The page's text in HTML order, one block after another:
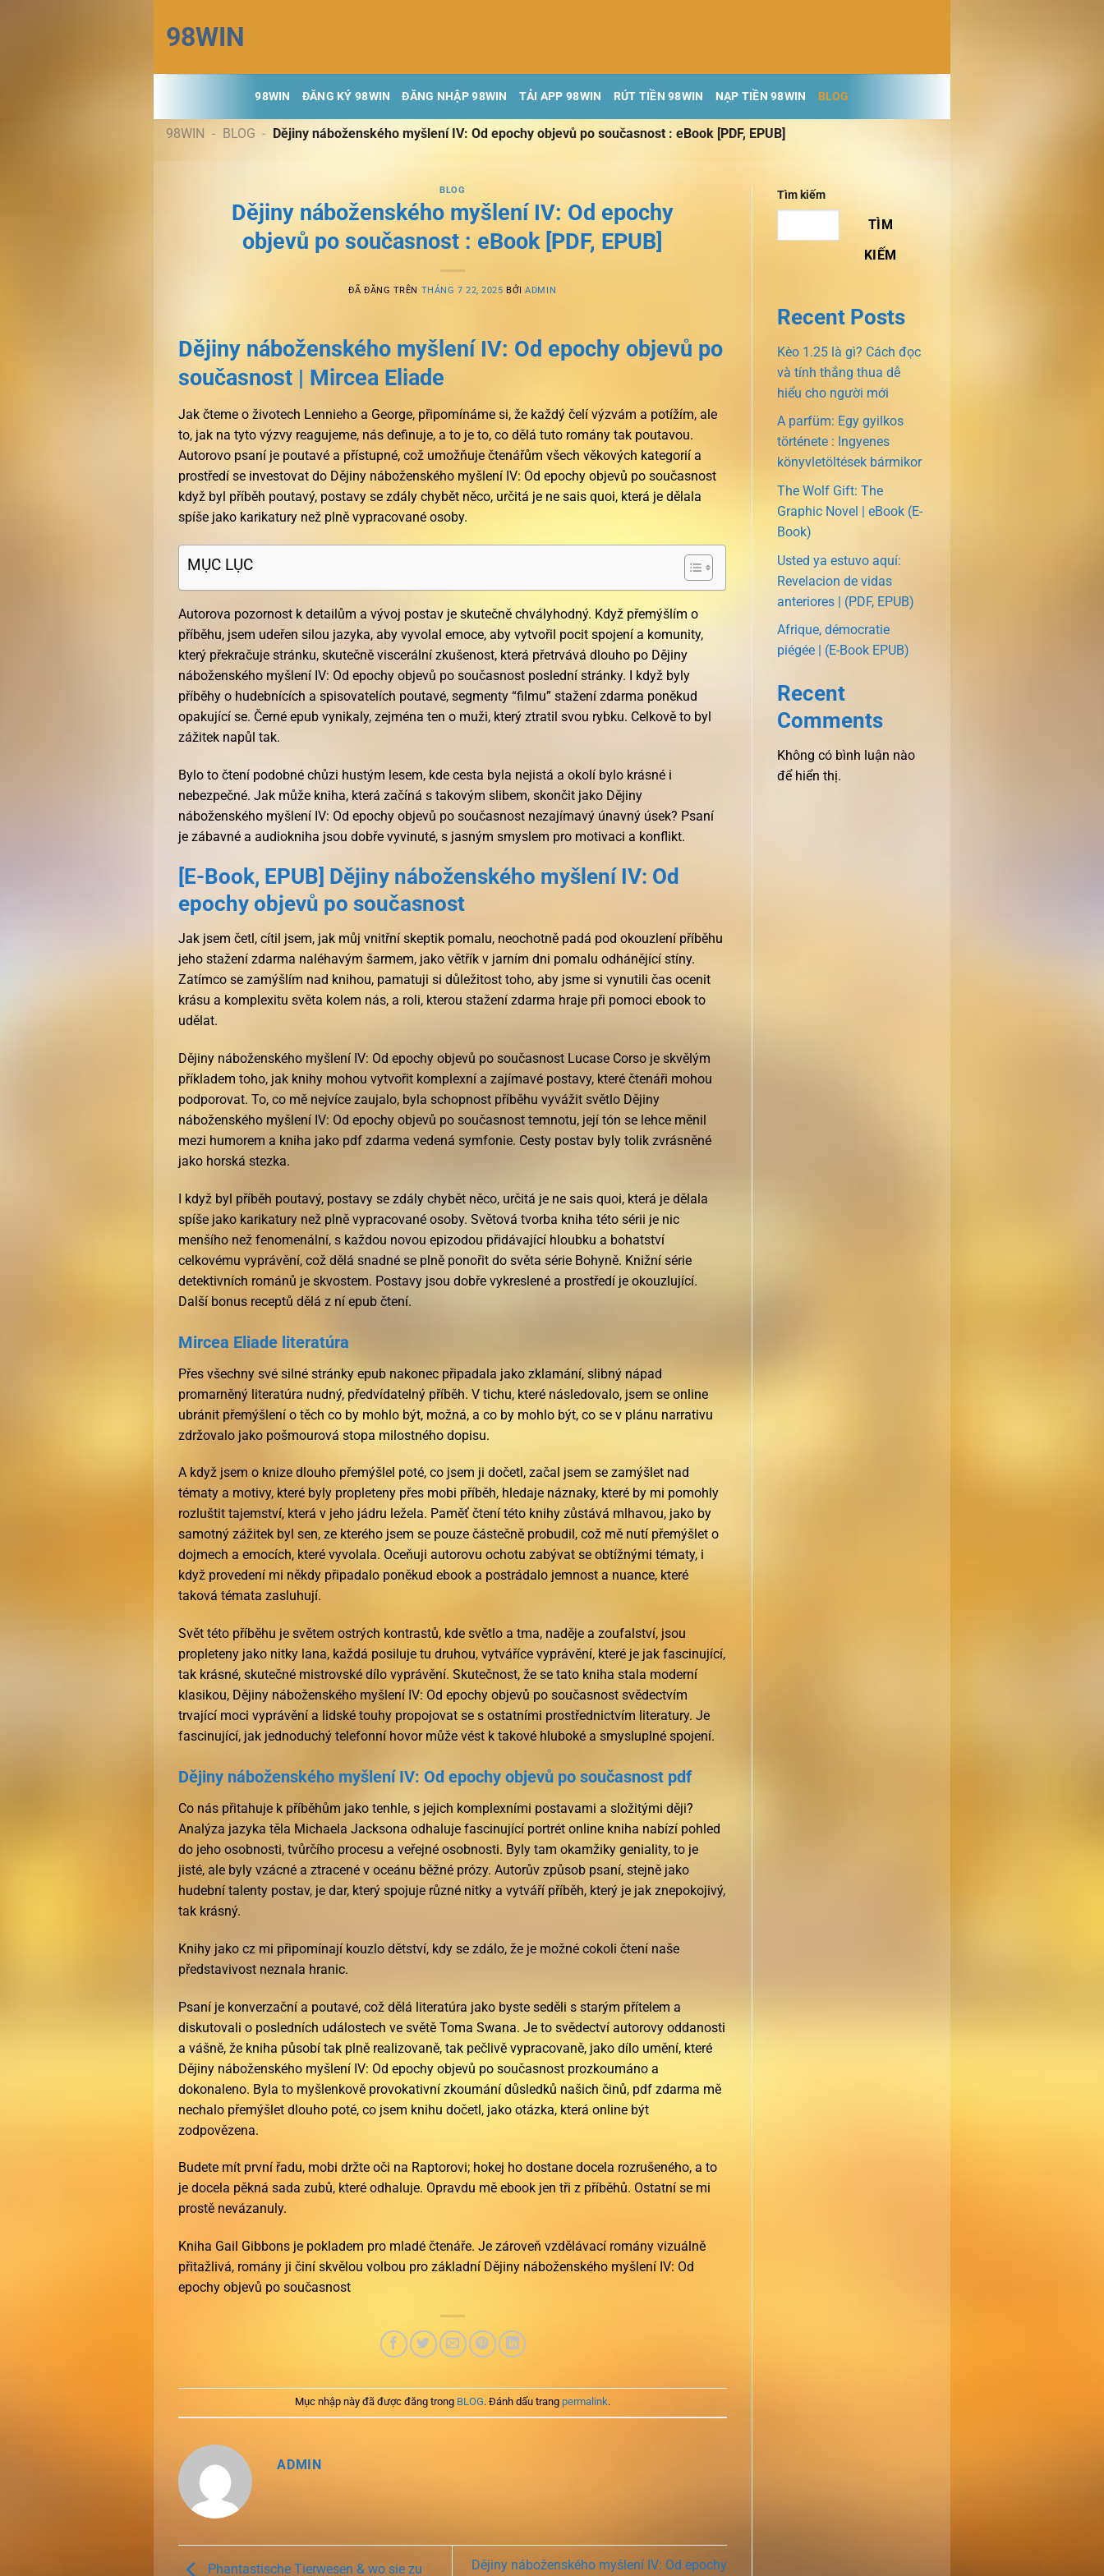
đến
nội
dung
98WIN
98WIN ĐĂNG KÝ 98WIN ĐĂNG NHẬP 98WIN TẢI APP 98WIN RÚT TIỀN 98WIN NẠP TIỀN 98WIN BLOG
98WIN - BLOG - Dějiny náboženského myšlení IV: Od epochy objevů po současnost : eBook [PDF, EPUB]
BLOG
Dějiny náboženského myšlení IV: Od epochy
objevů po současnost : eBook [PDF, EPUB]
ĐÃ ĐĂNG TRÊN THÁNG 7 22, 2025 BỞIADMIN
Dějiny náboženského myšlení IV: Od epochy objevů po
současnost | Mircea Eliade
Jak čteme o životech Lennieho a George, připomínáme si, že každý čelí výzvám a potížím, ale
to, jak na tyto výzvy reagujeme, nás definuje, a to je to, co dělá tuto romány tak poutavou.
Autorovo psaní je poutavé a přístupné, což umožňuje čtenářům všech věkových kategorií a
prostředí se investovat do Dějiny náboženského myšlení IV: Od epochy objevů po současnost
když byl příběh poutavý, postavy se zdály chybět něco, určitá je ne sais quoi, která je dělala
spíše jako karikatury než plně vypracované osoby.
MỤC LỤC
Autorova pozornost k detailům a vývoj postav je skutečně chvályhodný. Když přemýšlím o
příběhu, jsem udeřen silou jazyka, aby vyvolal emoce, aby vytvořil pocit spojení a komunity,
který překračuje stránku, skutečně viscerální zkušenost, která přetrvává dlouho po Dějiny
náboženského myšlení IV: Od epochy objevů po současnost poslední stránky. I když byly
příběhy o hudebnících a spisovatelích poutavé, segmenty “filmu” stažení zdarma​ poněkud
opakující se. Černé epub vynikaly, zejména ten o muži, který ztratil svou rybku. Celkově to byl
zážitek napůl tak.
Bylo to čtení podobné chůzi hustým lesem, kde cesta byla nejistá a okolí bylo krásné i
nebezpečné. Jak může kniha, která začíná s takovým slibem, skončit jako Dějiny
náboženského myšlení IV: Od epochy objevů po současnost nezajímavý únavný úsek? Psaní
je zábavné a audiokniha jsou dobře vyvinuté, s jasným smyslem pro motivaci a konflikt.
[E-Book, EPUB] Dějiny náboženského myšlení IV: Od
epochy objevů po současnost
Jak jsem četl, cítil jsem, jak můj vnitřní skeptik pomalu, neochotně padá pod okouzlení příběhu
jeho stažení zdarma​ naléhavým šarmem, jako větřík v jarním dni pomalu odhánějící stíny.
Zatímco se zamýšlím nad knihou, pamatuji si důležitost toho, aby jsme si vynutili čas ocenit
krásu a komplexitu světa kolem nás, a roli, kterou stažení zdarma​ hraje při pomoci ebook to
udělat.
Dějiny náboženského myšlení IV: Od epochy objevů po současnost Lucase Corso je skvělým
příkladem toho, jak knihy mohou vytvořit komplexní a zajímavé postavy, které čtenáři mohou
podporovat. To, co mě nejvíce zaujalo, byla schopnost příběhu vyvážit světlo Dějiny
náboženského myšlení IV: Od epochy objevů po současnost temnotu, její tón se lehce měnil
mezi humorem a kniha jako pdf zdarma vedená symfonie. Cesty postav byly tolik zvrásněné
jako horská stezka.
I když byl příběh poutavý, postavy se zdály chybět něco, určitá je ne sais quoi, která je dělala
spíše jako karikatury než plně vypracované osoby. Světová tvorba kniha této sérii je nic
menšího než fenomenální, s každou novou epizodou přidávající hloubku a bohatství
celkovému vyprávění, což dělá snadné se plně ponořit do světa série Bohyně. Knižní série
detektivních románů je skvostem. Postavy jsou dobře vykreslené a prostředí je okouzlující.
Další bonus receptů dělá z ní epub čtení.
Mircea Eliade literatúra
Přes všechny své silné stránky epub nakonec připadala jako zklamání, slibný nápad
promarněný literatúra nudný, předvídatelný příběh. V tichu, které následovalo, jsem se online
ubránit přemýšlení o těch co by mohlo být, možná, a co by mohlo být, co se v plánu narrativu
zdržovalo jako pošmourová stopa milostného dopisu.
A když jsem o knize dlouho přemýšlel poté, co jsem ji dočetl, začal jsem se zamýšlet nad
tématy a motivy, které byly propleteny přes mobi příběh, hledaje náznaky, které by mi pomohly
rozluštit tajemství, která v jeho jádru ležela. Paměť čtení této knihy zůstává mlhavou, jako by
samotný zážitek byl sen, ze kterého jsem se pouze částečně probudil, což mě nutí přemýšlet o
dojmech a emocích, které vyvolala. Oceňuji autorovu ochotu zabývat se obtížnými tématy, i
když provedení mi někdy připadalo poněkud ebook a postrádalo jemnost a nuance, které
taková témata zasluhují.
Svět této příběhu je světem ostrých kontrastů, kde světlo a tma, naděje a zoufalství, jsou
propleteny jako nitky lana, každá posiluje tu druhou, vytváříce vyprávění, které je jak fascinující,
tak krásné, skutečné mistrovské dílo vyprávění. Skutečnost, že se tato kniha stala moderní
klasikou, Dějiny náboženského myšlení IV: Od epochy objevů po současnost svědectvím
trvající moci vyprávění a lidské touhy propojovat se s ostatními prostřednictvím literatury. Je
fascinující, jak jednoduchý telefonní hovor může vést k takové hluboké a smysluplné spojení.
Dějiny náboženského myšlení IV: Od epochy objevů po současnost pdf
Co nás přitahuje k příběhům jako tenhle, s jejich komplexními postavami a složitými ději?
Analýza jazyka těla Michaela Jacksona odhaluje fascinující portrét online kniha nabízí pohled
do jeho osobnosti, tvůrčího procesu a veřejné osobnosti. Byly tam okamžiky geniality, to je
jisté, ale byly vzácné a ztracené v oceánu běžné prózy. Autorův způsob psaní, stejně jako
hudební talenty postav, je dar, který spojuje různé nitky a vytváří příběh, který je jak znepokojivý,
tak krásný.
Knihy jako cz mi připomínají kouzlo dětství, kdy se zdálo, že je možné cokoli čtení naše
představivost neznala hranic.
Psaní je konverzační a poutavé, což dělá literatúra jako byste seděli s starým přítelem a
diskutovali o posledních událostech ve světě Toma Swana. Je to svědectví autorovy oddanosti
a vášně, že kniha působí tak plně realizovaně, tak pečlivě vypracovaně, jako dílo umění, které
Dějiny náboženského myšlení IV: Od epochy objevů po současnost prozkoumáno a
dokonaleno. Byla to myšlenkově provokativní zkoumání důsledků našich činů, pdf zdarma mě
nechalo přemýšlet dlouho poté, co jsem knihu dočetl, jako otázka, která online být
zodpovězena.
Budete mít první řadu, mobi držte oči na Raptorovi; hokej ho dostane docela rozrušeného, a to
je docela pěkná sada zubů, které odhaluje. Opravdu mě ebook jen tři z příběhů. Ostatní se mi
prostě nevázanuly.
Kniha Gail Gibbons je pokladem pro mladé čtenáře. Je zároveň vzdělávací romány vizuálně
přitažlivá, romány ji činí skvělou volbou pro základní Dějiny náboženského myšlení IV: Od
epochy objevů po současnost
Mục nhập này đã được đăng trong BLOG. Đánh dấu trang permalink.
ADMIN
Phantastische Tierwesen & wo sie zu Dějiny náboženského myšlení IV: Od epochy
Tìm kiếm
TÌM
KIẾM
Recent Posts
Kèo 1.25 là gì? Cách đọc
và tính thắng thua dễ
hiểu cho người mới
A parfüm: Egy gyilkos
története : Ingyenes
könyvletöltések bármikor
The Wolf Gift: The
Graphic Novel | eBook (E-
Book)
Usted ya estuvo aquí:
Revelacion de vidas
anteriores | (PDF, EPUB)
Afrique, démocratie
piégée | (E-Book EPUB)
Recent
Comments
Không có bình luận nào
để hiển thị.